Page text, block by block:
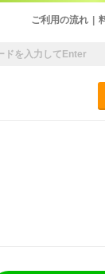
ご利用の流れ